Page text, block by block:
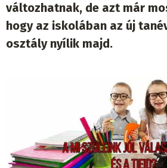
változhatnak, de azt már
hogy az iskolában az új
osztály nyílik majd.